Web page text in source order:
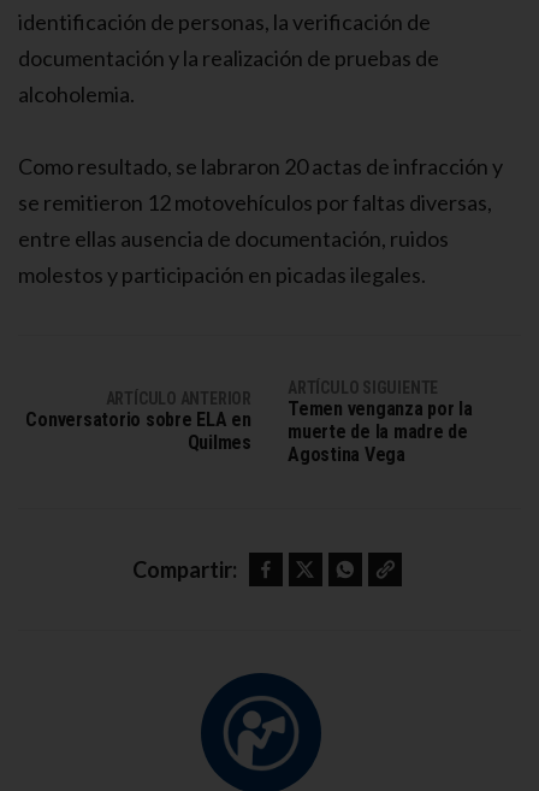
identificación de personas, la verificación de
documentación y la realización de pruebas de
alcoholemia.
Como resultado, se labraron 20 actas de infracción y
se remitieron 12 motovehículos por faltas diversas,
entre ellas ausencia de documentación, ruidos
molestos y participación en picadas ilegales.
ARTÍCULO ANTERIOR
Conversatorio sobre ELA en
Quilmes
ARTÍCULO SIGUIENTE
Temen venganza por la
muerte de la madre de
Agostina Vega
Compartir: Facebook Twitter WhatsApp Copy link